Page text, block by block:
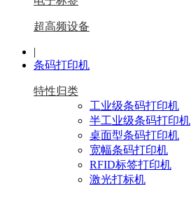
超高频设备
|
条码打印机
特性归类
工业级条码打印机
半工业级条码打印机
桌面型条码打印机
宽幅条码打印机
RFID标签打印机
激光打标机